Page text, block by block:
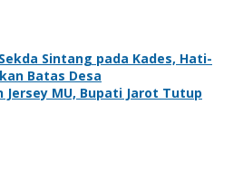
Sintang pada Kades, Hati-
Batas Desa
Jersey MU, Bupati Jarot Tutup